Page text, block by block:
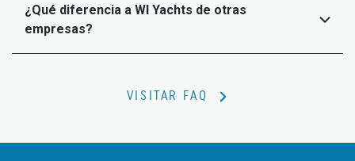
¿Qué diferencia a WI Yachts de otras
empresas?
VISITAR FAQ